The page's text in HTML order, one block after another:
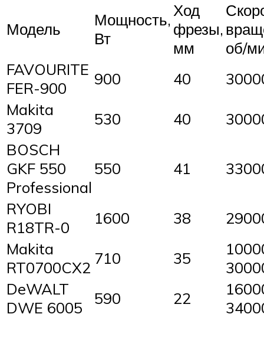
Модель
Мощность,
Вт
Ход
фрезы,
мм
об/
FAVOURITE
FER-900
900 40
Makita
3709
530 40
BOSCH
GKF 550
Professional
550 41
RYOBI
R18TR-0
1600 38
Makita
RT0700CX2 710 35
DeWALT
DWE 6005
590 22